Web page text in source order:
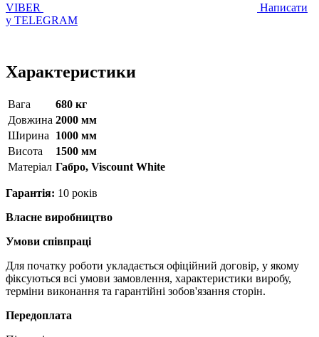
VIBER
Написати
у TELEGRAM
Характеристики
Вага
680 кг
Довжина 2000 мм
Ширина
1000 мм
Висота
1500 мм
Матерiал Габро, Viscount White
Гарантія: 10 років
Власне виробництво
Умови співпраці
Для початку роботи укладається офіційний договір, у якому
фіксуються всі умови замовлення, характеристики виробу,
терміни виконання та гарантійні зобов'язання сторін.
Передоплата